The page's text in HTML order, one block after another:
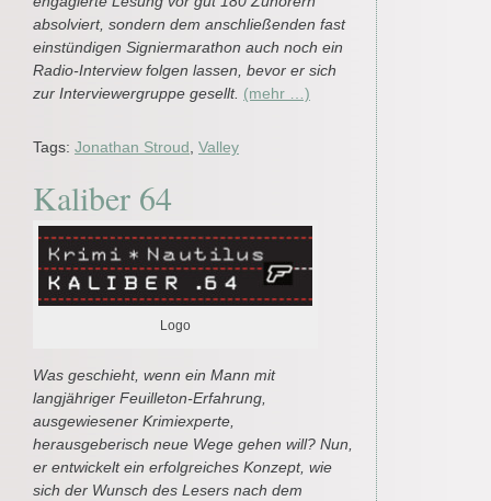
absolviert, sondern dem anschließenden fast
einstündigen Signiermarathon auch noch ein
Radio-Interview folgen lassen, bevor er sich
zur Interviewergruppe gesellt. (mehr …)
Tags: Jonathan Stroud Valley
Kaliber 64
Logo
Was geschieht, wenn ein Mann mit
langjähriger Feuilleton-Erfahrung,
ausgewiesener Krimiexperte,
herausgeberisch neue Wege gehen will? Nun,
er entwickelt ein erfolgreiches Konzept, wie
sich der Wunsch des Lesers nach dem